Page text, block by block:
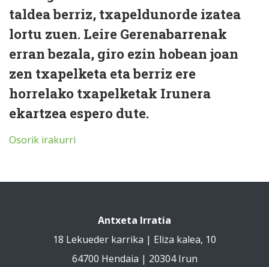
taldea berriz, txapeldunorde izatea
lortu zuen. Leire Gerenabarrenak
erran bezala, giro ezin hobean joan
zen txapelketa eta berriz ere
horrelako txapelketak Irunera
ekartzea espero dute.
Osorik irakurri
Antxeta Irratia
18 Lekueder karrika | Eliza kalea, 10
64700 Hendaia | 20304 Irun